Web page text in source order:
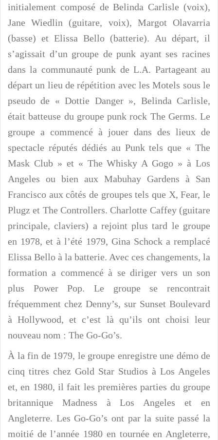
initialement composé de Belinda Carlisle (voix),
Jane Wiedlin (guitare, voix), Margot Olavarria
(basse) et Elissa Bello (batterie). Au départ, il
s’agissait d’un groupe de punk ayant ses racines
dans la communauté punk de L.A. Partageant au
départ un lieu de répétition avec les Motels sous le
pseudo de « Dottie Danger », Belinda Carlisle,
était batteuse du groupe punk rock The Germs. Le
groupe a commencé à jouer dans des lieux de
spectacle réputés dédiés au Punk tels que « The
Mask Club » et « The Whisky A Gogo » à Los
Angeles ou bien aux Mabuhay Gardens à San
Francisco aux côtés de groupes tels que X, Fear, le
Plugz et The Controllers. Charlotte Caffey (guitare
principale, claviers) a rejoint plus tard le groupe
en 1978, et à l’été 1979, Gina Schock a remplacé
Elissa Bello à la batterie. Avec ces changements, la
formation a commencé à se diriger vers un son
plus Power Pop. Le groupe se rencontrait
fréquemment chez Denny’s, sur Sunset Boulevard
à Hollywood, et c’est là qu’ils ont choisi leur
nouveau nom : The Go-Go’s.
À la fin de 1979, le groupe enregistre une démo de
cinq titres chez Gold Star Studios à Los Angeles
et, en 1980, il fait les premières parties du groupe
britannique Madness à Los Angeles et en
Angleterre. Les Go-Go’s ont par la suite passé la
moitié de l’année 1980 en tournée en Angleterre,